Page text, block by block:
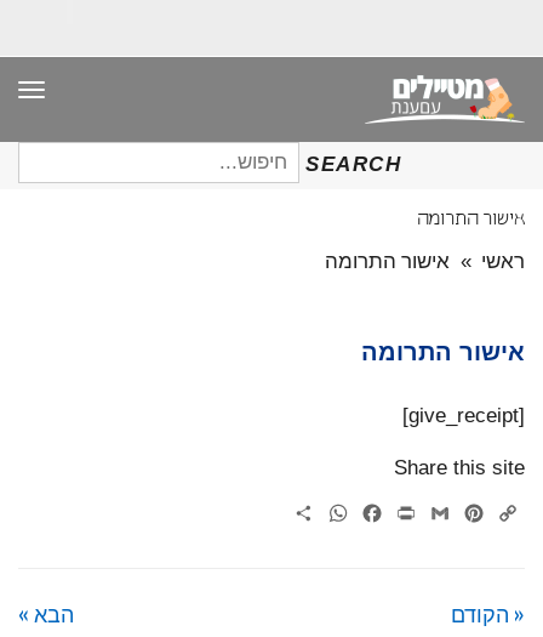
SEARCH
חיפוש
עבור:
אישור התרומה
ראשי » אישור התרומה
אישור התרומה
[give_receipt]
Share this site
Copy
Pinterest
Gmail
Print
Facebook
WhatsApp
« הקודם הבא »